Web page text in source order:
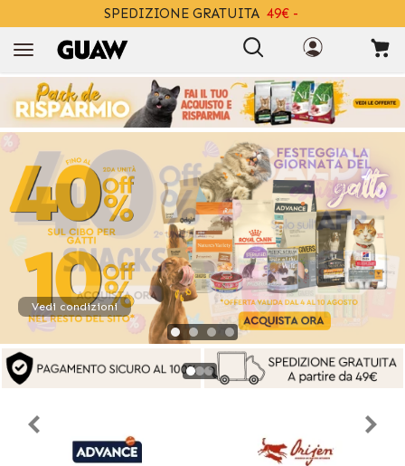
SPEDIZIONE GRATUITA 49€ -
Vedi condizioni